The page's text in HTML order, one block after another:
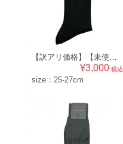
【訳アリ価格】【未使用品】 バーバリーロンドン BURBERRY LONDON メンズ 靴下 ソックス （無地×ワンポイント柄）ネイビー系 [size:25-27cm] 60489
¥3,000 税込
size：25-27cm